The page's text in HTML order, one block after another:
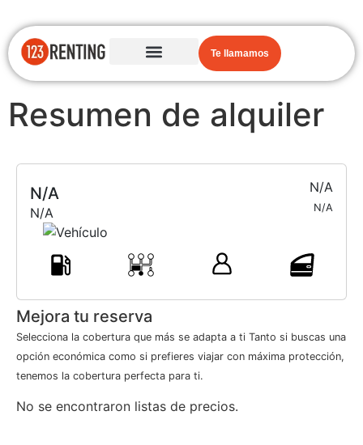
Te llamamos
Resumen de alquiler
N/A
N/A
N/A
N/A
Mejora tu reserva
Selecciona la cobertura que más se adapta a ti Tanto si buscas una
opción económica como si prefieres viajar con máxima protección,
tenemos la cobertura perfecta para ti.
No se encontraron listas de precios.